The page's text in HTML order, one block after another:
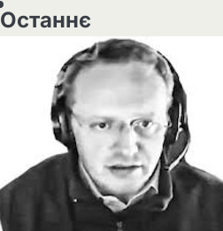
Останнє